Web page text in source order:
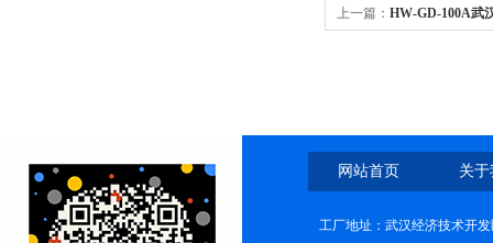
上一篇： HW-GD-100A武
网站首页 关
工厂地址：武汉经济技术开